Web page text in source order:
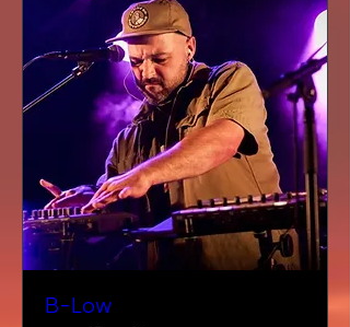
B-Low